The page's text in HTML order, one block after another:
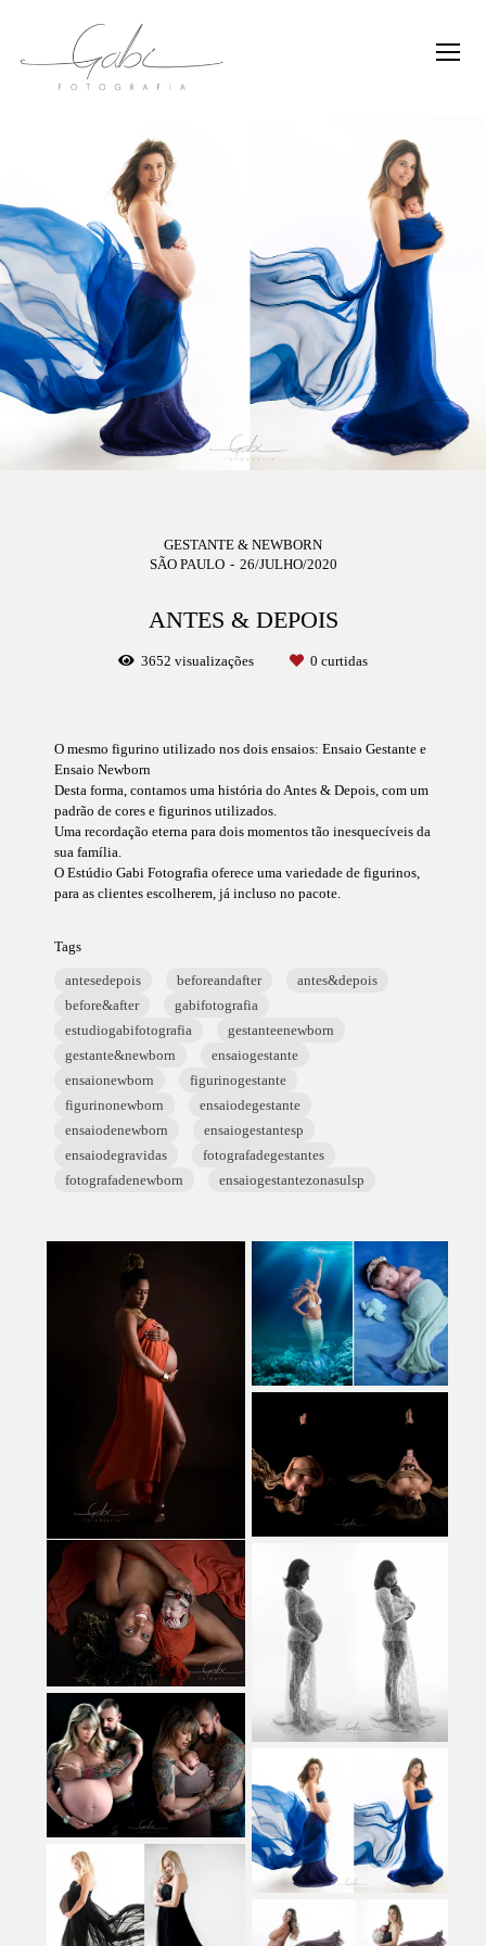
GESTANTE & NEWBORN
SÃO PAULO
26/JULHO/2020
ANTES & DEPOIS
3652 visualizações 0 curtidas
O mesmo figurino utilizado nos dois ensaios: Ensaio Gestante e
Ensaio Newborn
Desta forma, contamos uma história do Antes & Depois, com um
padrão de cores e figurinos utilizados.
Uma recordação eterna para dois momentos tão inesquecíveis da
sua família.
O Estúdio Gabi Fotografia oferece uma variedade de figurinos,
para as clientes escolherem, já incluso no pacote.
Tags
antesedepois beforeandafter
antes&depois
before&after
gabifotografia
estudiogabifotografia
gestanteenewborn
gestante&newborn
ensaiogestante
ensaionewborn
figurinogestante
figurinonewborn
ensaiodegestante
ensaiodenewborn
ensaiogestantesp
ensaiodegravidas
fotografadegestantes
fotografadenewborn
ensaiogestantezonasulsp